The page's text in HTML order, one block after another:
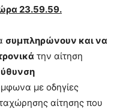
ώρα 23.59.59.
συμπληρώνουν και να
την αίτηση
με οδηγίες
αίτησης που